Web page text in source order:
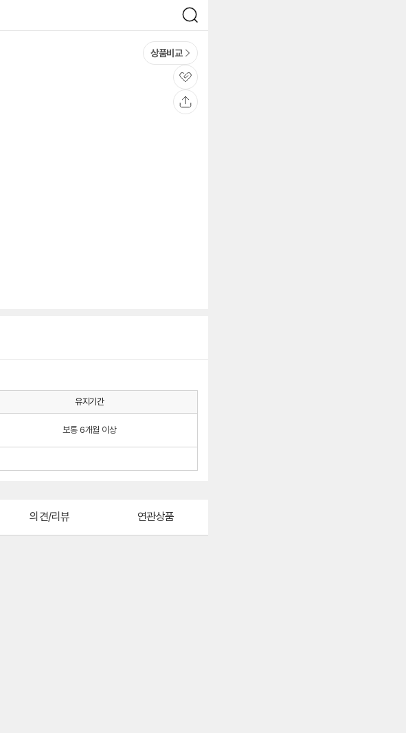
검
색
상품비교
관
심
유지기간
보통 6개월 이상
의견/리뷰 연관상품